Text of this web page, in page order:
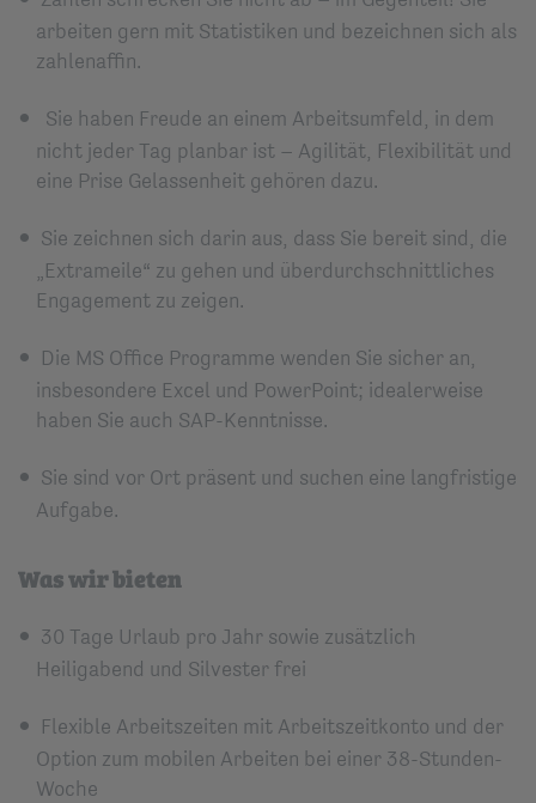
arbeiten gern mit Statistiken und bezeichnen sich als
zahlenaﬃn.
Sie haben Freude an einem Arbeitsumfeld, in dem
nicht jeder Tag planbar ist – Agilität, Flexibilität und
eine Prise Gelassenheit gehören dazu.
Sie zeichnen sich darin aus, dass Sie bereit sind, die
„Extrameile“ zu gehen und überdurchschnittliches
Engagement zu zeigen.
Die MS Oﬃce Programme wenden Sie sicher an,
insbesondere Excel und PowerPoint; idealerweise
haben Sie auch SAP-Kenntnisse.
Sie sind vor Ort präsent und suchen eine langfristige
Aufgabe.
Was wir bieten
30 Tage Urlaub pro Jahr sowie zusätzlich
Heiligabend und Silvester frei
Flexible Arbeitszeiten mit Arbeitszeitkonto und der
Option zum mobilen Arbeiten bei einer 38-Stunden-
Woche